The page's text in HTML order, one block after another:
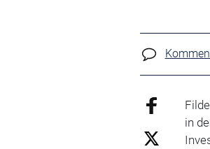
in